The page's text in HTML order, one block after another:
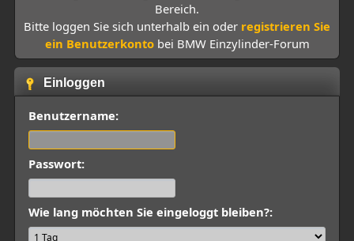
Bereich.
Bitte loggen Sie sich unterhalb ein oder registrieren Sie
ein Benutzerkontobei BMW Einzylinder-Forum
Einloggen
Benutzername:
Passwort:
Wie lang möchten Sie eingeloggt bleiben?: